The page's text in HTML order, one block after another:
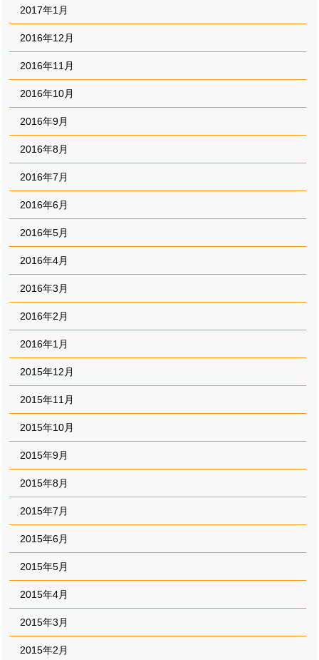
2017年1月
2016年12月
2016年11月
2016年10月
2016年9月
2016年8月
2016年7月
2016年6月
2016年5月
2016年4月
2016年3月
2016年2月
2016年1月
2015年12月
2015年11月
2015年10月
2015年9月
2015年8月
2015年7月
2015年6月
2015年5月
2015年4月
2015年3月
2015年2月